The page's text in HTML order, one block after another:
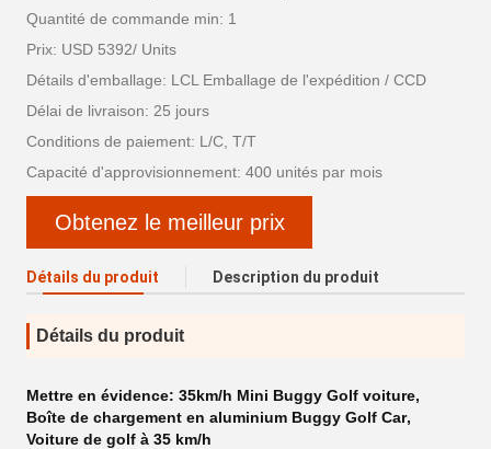
Quantité de commande min: 1
Prix: USD 5392/ Units
Détails d'emballage: LCL Emballage de l'expédition / CCD
Délai de livraison: 25 jours
Conditions de paiement: L/C, T/T
Capacité d'approvisionnement: 400 unités par mois
Obtenez le meilleur prix
Détails du produit Description du produit
Détails du produit
Mettre en évidence: 35km/h Mini Buggy Golf voiture,
Boîte de chargement en aluminium Buggy Golf Car,
Voiture de golf à 35 km/h